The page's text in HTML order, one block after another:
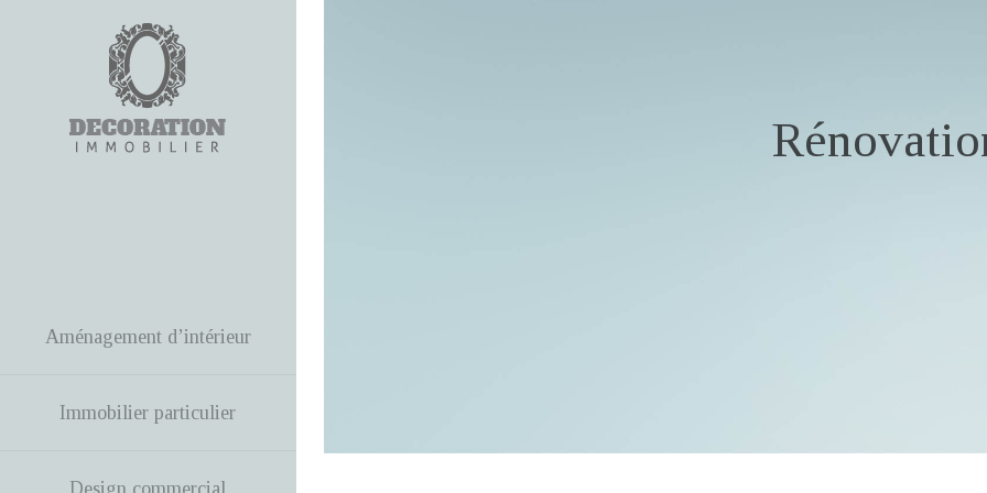
Aménagement d’intérieur
Immobilier particulier
Design commercial